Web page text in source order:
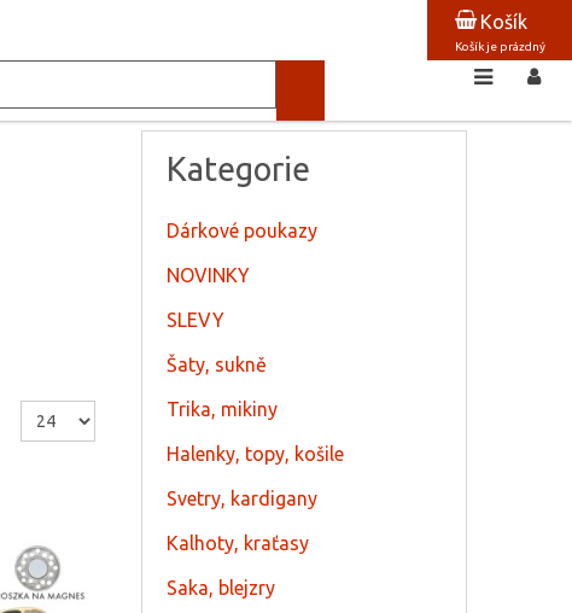
Košík
Košík je prázdný
Kategorie
Dárkové poukazy
NOVINKY
SLEVY
Šaty, sukně
Trika, mikiny
Halenky, topy, košile
Svetry, kardigany
Kalhoty, kraťasy
Saka, blejzry